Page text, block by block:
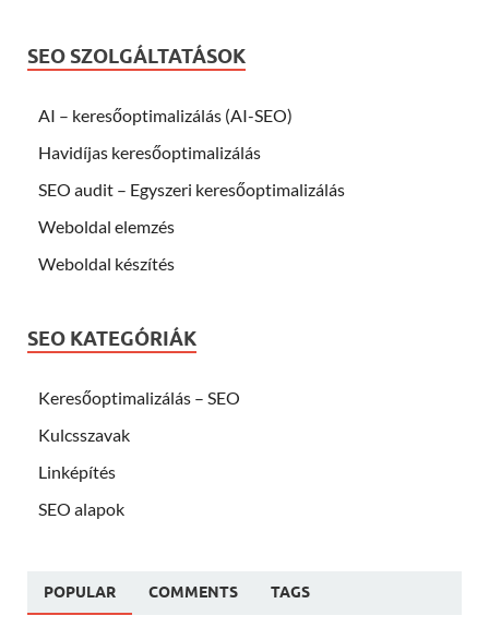
SEO SZOLGÁLTATÁSOK
AI – keresőoptimalizálás (AI-SEO)
Havidíjas keresőoptimalizálás
SEO audit – Egyszeri keresőoptimalizálás
Weboldal elemzés
Weboldal készítés
SEO KATEGÓRIÁK
Keresőoptimalizálás – SEO
Kulcsszavak
Linképítés
SEO alapok
POPULAR COMMENTS TAGS